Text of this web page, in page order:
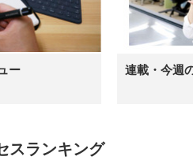
ー 連載・今週
スランキング